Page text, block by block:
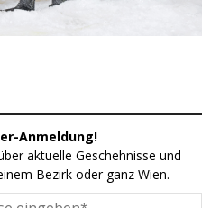
Anmeldung!
aktuelle Geschehnisse und
Bezirk oder ganz Wien.